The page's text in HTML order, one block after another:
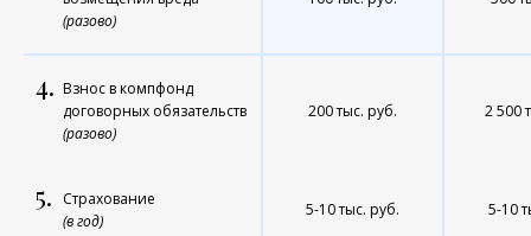
(разово)
4. Взнос в компфонд
договорных обязательств
(разово)
200 тыс. руб. 2 500
5.
Страхование
(в год)
5-10 тыс. руб. 5-10